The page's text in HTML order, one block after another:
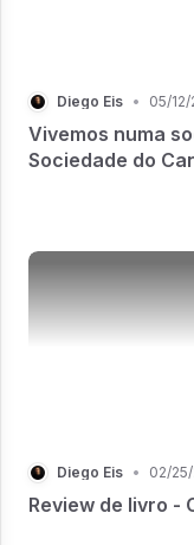
Diego Eis • 05/12/
Vivemos numa
Sociedade do
Diego Eis • 02/
Review de livro -